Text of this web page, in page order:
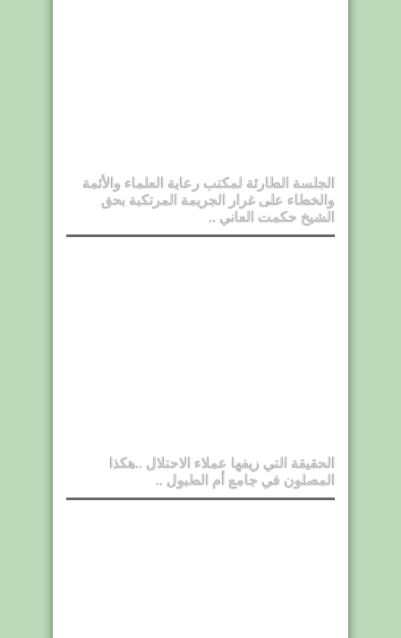
الجلسة الطارئة لمكتب رعاية العلماء والأئمة
والخطاء على غرار الجريمة المرتكبة بحق
الشيخ حكمت العاني ..
الحقيقة التي زيفها عملاء الاحتلال ..هكذا
المصلون في جامع أم الطبول ..